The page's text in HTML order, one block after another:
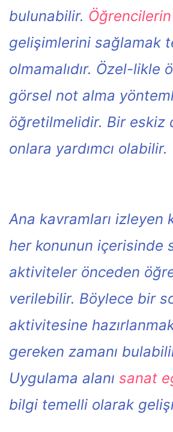
bulunabilir.
gelişimlerini sağlamak
olmamalıdır. Özel-likle
görsel not alma
öğretilmelidir. Bir eskiz
onlara yardımcı olabilir.
Ana kavramları izleyen
her konunun içerisinde
aktiviteler önceden
verilebilir. Böylece bir
aktivitesine
gereken zamanı
Uygulama alanı sanat
bilgi temelli olarak